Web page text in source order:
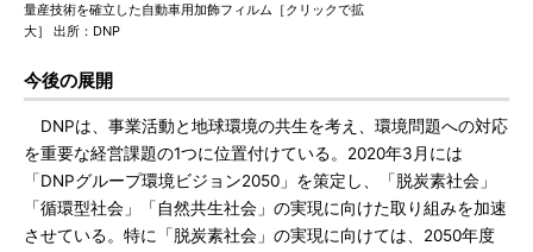
量産技術を確立した自動車用加飾フィルム［クリックで拡
大］ 出所：DNP
今後の展開
DNPは、事業活動と地球環境の共生を考え、環境問題への対応
を重要な経営課題の1つに位置付けている。2020年3月には
「DNPグループ環境ビジョン2050」を策定し、「脱炭素社会」
「循環型社会」「自然共生社会」の実現に向けた取り組みを加速
させている。特に「脱炭素社会」の実現に向けては、2050年度